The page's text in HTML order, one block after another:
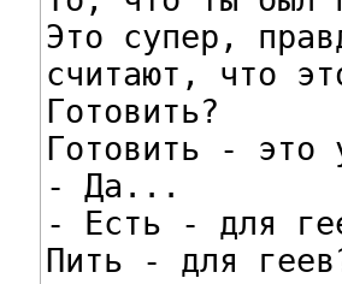
Это супер,
считают, что
Готовить?
Готовить - это
- Да...
- Есть - для
Пить - для